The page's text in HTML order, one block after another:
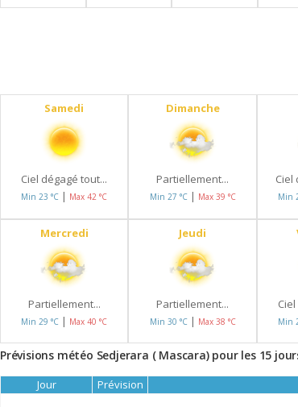
Samedi
Ciel dégagé tout...
Min 23 °C | Max 42 °C
Dimanche
Partiellement...
Min 27 °C | Max 39 °C
Ciel
Min
Mercredi
Partiellement...
Min 29 °C | Max 40 °C
Jeudi
Partiellement...
Min 30 °C | Max 38 °C Min
Prévisions météo Sedjerara ( Mascara) pour les 15
Jour Prévision